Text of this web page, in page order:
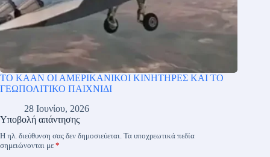
ΤΟ ΚΑΑΝ ΟΙ ΑΜΕΡΙΚΑΝΙΚΟΙ ΚΙΝΗΤΗΡΕΣ ΚΑΙ ΤΟ
ΓΕΩΠΟΛΙΤΙΚΟ ΠΑΙΧΝΙΔΙ
28 Ιουνίου, 2026
Υποβολή απάντησης
Η ηλ. διεύθυνση σας δεν δημοσιεύεται. Τα υποχρεωτικά πεδία
σημειώνονται με *